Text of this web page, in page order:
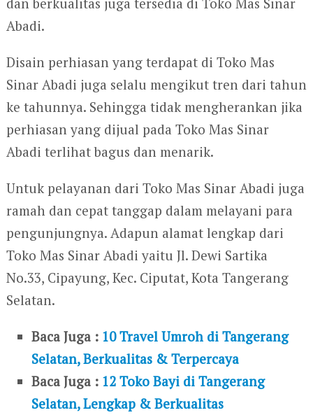
Abadi.
Disain perhiasan yang terdapat di Toko Mas
Sinar Abadi juga selalu mengikut tren dari tahun
ke tahunnya. Sehingga tidak mengherankan jika
perhiasan yang dijual pada Toko Mas Sinar
Abadi terlihat bagus dan menarik.
Untuk pelayanan dari Toko Mas Sinar Abadi juga
ramah dan cepat tanggap dalam melayani para
pengunjungnya. Adapun alamat lengkap dari
Toko Mas Sinar Abadi yaitu Jl. Dewi Sartika
No.33, Cipayung, Kec. Ciputat, Kota Tangerang
Selatan.
Baca Juga : 10 Travel Umroh di Tangerang
Selatan, Berkualitas & Terpercaya
Baca Juga : 12 Toko Bayi di Tangerang
Selatan, Lengkap & Berkualitas